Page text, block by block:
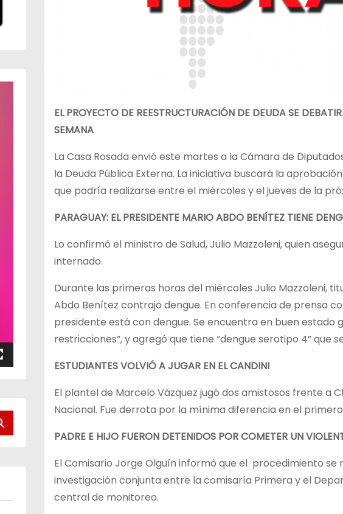
EL PROYECTO DE REESTRUCTURACIÓN DE DEUDA SE
SEMANA
La Casa Rosada envió este martes a la Cámara de
la Deuda Pública Externa. La iniciativa buscará la
que podría realizarse entre el miércoles y el jueves de la
PARAGUAY: EL PRESIDENTE MARIO ABDO BENÍTEZ TIENE
Lo confirmó el ministro de Salud, Julio Mazzoleni, quien
internado.
Durante las primeras horas del miércoles Julio Mazzoleni,
Abdo Benítez contrajo dengue. En conferencia de prensa
presidente está con dengue. Se encuentra en buen estado
restricciones”, y agregó que tiene “dengue serotipo 4” que
ESTUDIANTES VOLVIÓ A JUGAR EN EL CANDINI
El plantel de Marcelo Vázquez jugó dos amistosos frente a
Nacional. Fue derrota por la mínima diferencia en el
PADRE E HIJO FUERON DETENIDOS POR COMETER UN
El Comisario Jorge Olguín informó que el procedimiento se
investigación conjunta entre la comisaría Primera y el
central de monitoreo.